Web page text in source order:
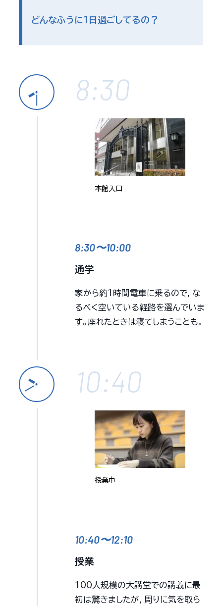
どんなふうに1日過ごしてるの？
8:30
本館入口
8:30〜10:00
通学
家から約1時間電車に乗るので，な
るべく空いている経路を選んでいま
す。座れたときは寝てしまうことも。
10:40
授業中
10:40〜12:10
授業
100人規模の大講堂での講義に最
初は驚きましたが，周りに気を取ら